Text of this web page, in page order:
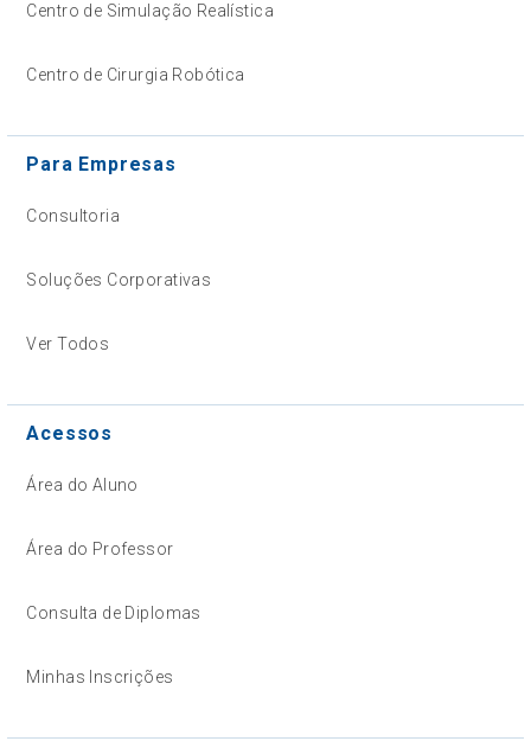
Centro de Simulação Realística
Centro de Cirurgia Robótica
Para Empresas
Consultoria
Soluções Corporativas
Ver Todos
Acessos
Área do Aluno
Área do Professor
Consulta de Diplomas
Minhas Inscrições